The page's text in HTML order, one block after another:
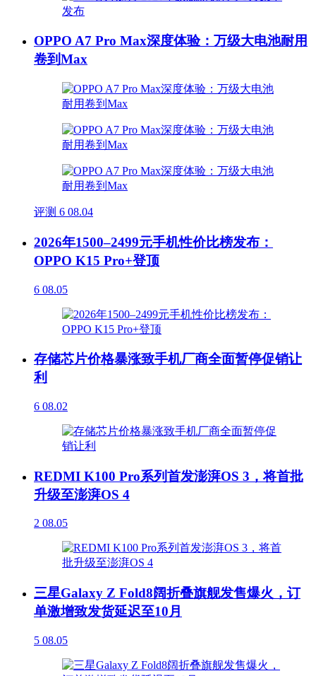
OPPO A7 Pro Max深度体验：万级大电池耐用
卷到Max
评测 6 08.04
2026年1500–2499元手机性价比榜发布：
OPPO K15 Pro+登顶
6 08.05
存储芯片价格暴涨致手机厂商全面暂停促销让
利
6 08.02
REDMI K100 Pro系列首发澎湃OS 3，将首批
升级至澎湃OS 4
2 08.05
三星Galaxy Z Fold8阔折叠旗舰发售爆火，订
单激增致发货延迟至10月
5 08.05